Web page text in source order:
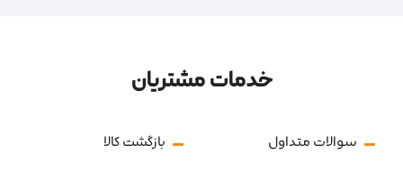
خدمات مشتریان
سوالات متداول بازگشت کالا